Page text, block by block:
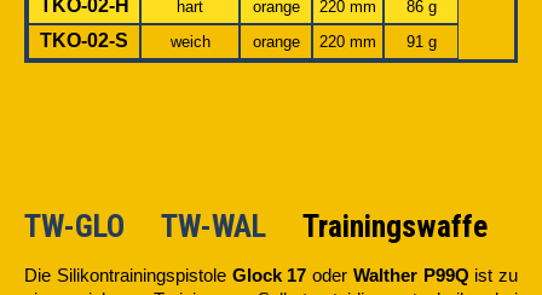
TKO-02-H hart orange 220 mm 86 g
TKO-02-S weich orange 220 mm 91 g
TW-GLO TW-WAL Trainingswaffe
Die Silikontrainingspistole Glock 17 oder Walther P99Q ist zu